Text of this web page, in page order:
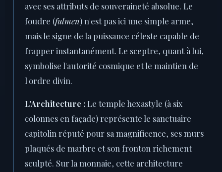
avec ses attributs de souveraineté absolue. Le
foudre (fulmen) n'est pas ici une simple arme,
mais le signe de la puissance céleste capable de
frapper instantanément. Le sceptre, quant à lui,
symbolise l'autorité cosmique et le maintien de
l'ordre divin.
L'Architecture :Le temple hexastyle (à six
colonnes en façade) représente le sanctuaire
capitolin réputé pour sa magnificence, ses murs
plaqués de marbre et son fronton richement
sculpté. Sur la monnaie, cette architecture